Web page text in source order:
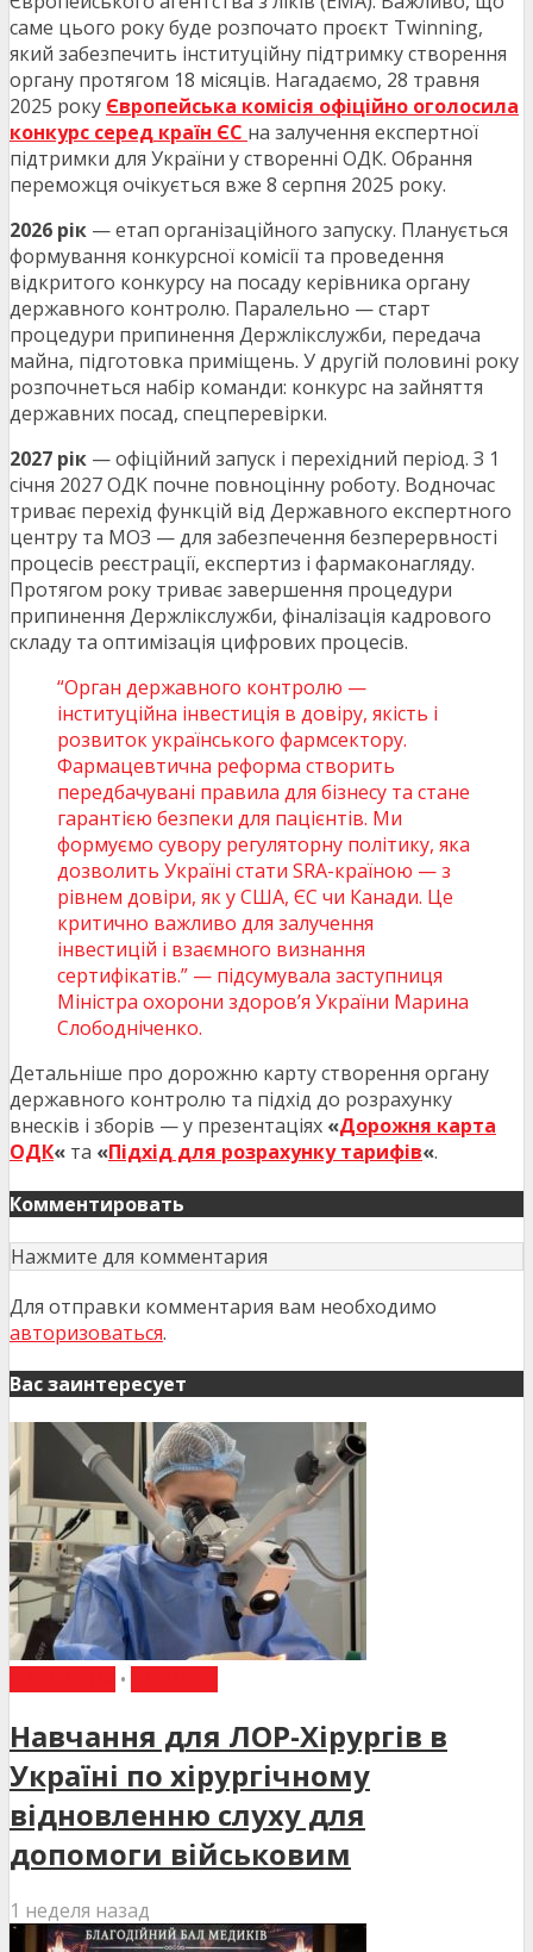
саме цього року буде розпочато проєкт Twinning,
який забезпечить інституційну підтримку створення
органу протягом 18 місяців. Нагадаємо, 28 травня
2025 року Європейська комісія офіційно оголосила
конкурс серед країн ЄС на залучення експертної
підтримки для України у створенні ОДК. Обрання
переможця очікується вже 8 серпня 2025 року.
2026 рік — етап організаційного запуску. Планується
формування конкурсної комісії та проведення
відкритого конкурсу на посаду керівника органу
державного контролю. Паралельно — старт
процедури припинення Держлікслужби, передача
майна, підготовка приміщень. У другій половині року
розпочнеться набір команди: конкурс на зайняття
державних посад, спецперевірки.
2027 рік — офіційний запуск і перехідний період. З 1
січня 2027 ОДК почне повноцінну роботу. Водночас
триває перехід функцій від Державного експертного
центру та МОЗ — для забезпечення безперервності
процесів реєстрації, експертиз і фармаконагляду.
Протягом року триває завершення процедури
припинення Держлікслужби, фіналізація кадрового
складу та оптимізація цифрових процесів.
“Орган державного контролю —
інституційна інвестиція в довіру, якість і
розвиток українського фармсектору.
Фармацевтична реформа створить
передбачувані правила для бізнесу та стане
гарантією безпеки для пацієнтів. Ми
формуємо сувору регуляторну політику, яка
дозволить Україні стати SRA-країною — з
рівнем довіри, як у США, ЄС чи Канади. Це
критично важливо для залучення
інвестицій і взаємного визнання
сертифікатів.” — підсумувала заступниця
Міністра охорони здоров’я України Марина
Слободніченко.
Детальніше про дорожню карту створення органу
державного контролю та підхід до розрахунку
внесків і зборів — у презентаціях «Дорожня карта
ОДК« та «Підхід для розрахунку тарифів«.
Комментировать
Нажмите для комментария
Для отправки комментария вам необходимо
авторизоваться.
Вас заинтересует
•
Навчання для ЛОР-Хірургів в
Україні по хірургічному
відновленню слуху для
допомоги військовим
1 неделя назад